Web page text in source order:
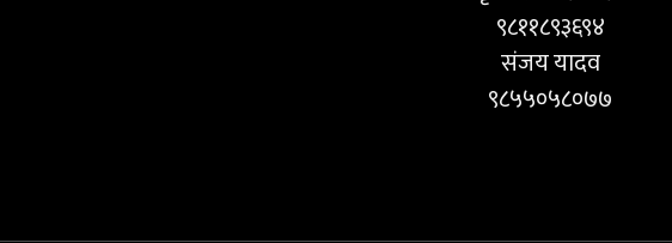
९८११८९३६९४
संजय यादव
९८५५०५८०७७